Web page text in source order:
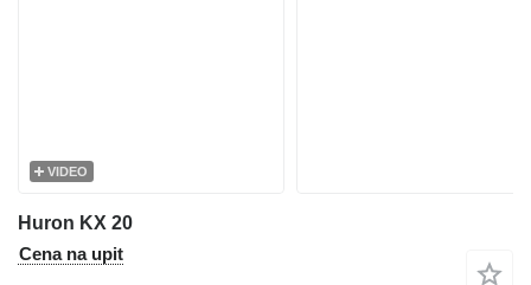
VIDEO
Huron KX 20
Cena na upit